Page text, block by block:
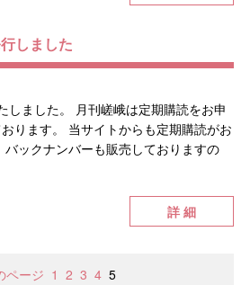
しました
しました。 月刊嵯峨は定期購読をお申
ります。 当サイトからも定期購読がお
ックナンバーも販売しておりますの
詳 細
ページ 1 2 3 4 5